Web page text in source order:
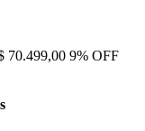
70.499,00 9% OFF